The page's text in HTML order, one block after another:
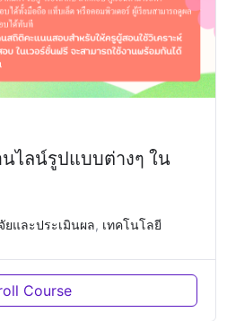
ไลน์รูปแบบต่างๆ ใน
ยและประเมินผล, เทคโนโลยี
Course